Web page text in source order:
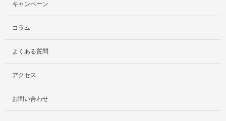
レンタルルームプラン
お手軽検証パック
キャンペーン
コラム
よくある質問
アクセス
お問い合わせ